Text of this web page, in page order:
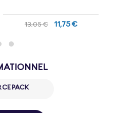
13,05 € 11,75 €
CE PACK